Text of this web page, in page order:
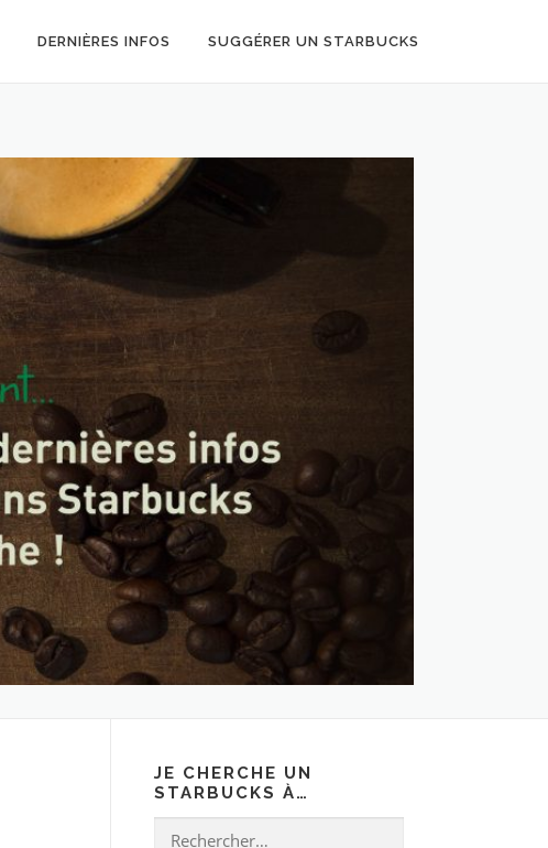
DERNIÈRES INFOS SUGGÉRER UN STARBUCKS
JE CHERCHE UN
STARBUCKS À…
Rechercher :